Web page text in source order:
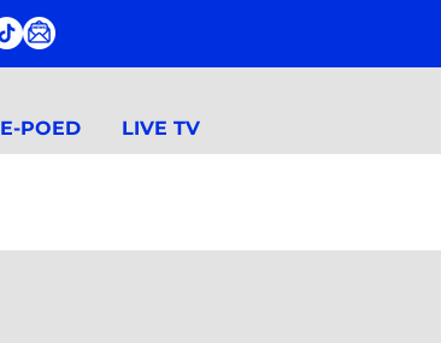
E-POED LIVE TV